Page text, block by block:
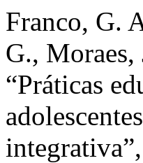
Franco, G.
G.,
“Práticas
integrativa”,